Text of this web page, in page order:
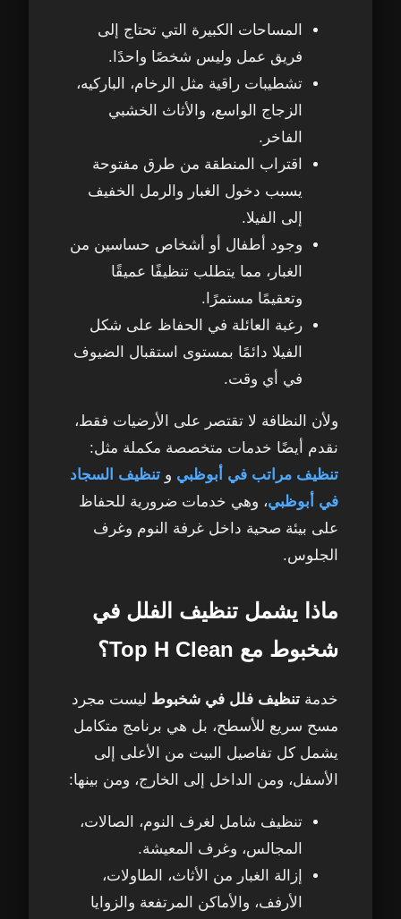
24 5. أدوات تنظيف الزجاج والشبابيك العالية
25 6. مواد تنظيف آمنة وذات جودة عالية
تنظيف فلل في شخبوط – الفرق بين التنظيف
الذاتي والتنظيف عن طريق شركة متخصصة
أولاً: مميزات وعيوب التنظيف الذاتي للفلل
28 مميزات التنظيف الذاتي
29 عيوب التنظيف الذاتي
30
ثانياً: مميزات الاعتماد على شركة لتنظيف
الفلل في شخبوط
31 ثالثاً: ماذا عن عاملات التنظيف بالساعة؟
الخلاصة – أيهما أنسب لك في شخبوط؟
33 أخطاء شائعة في تنظيف الفلل في شخبوط –
تجنبها لتحافظ على فيلتك
والخشب
35
2. إهمال تنظيف المراتب والسجاد لفترات
3. التركيز على المساحات الظاهرة ونسيان
الزوايا
37 4. تجاهل مكافحة الحشرات
تقييمات عملاء من مناطق قريبة من شخبوط
39 أسئلة شائعة عن تنظيف الفلل في شخبوط
المساحات الكبيرة التي تحتاج إلى
فريق عمل وليس شخصًا واحدًا.
تشطيبات راقية مثل الرخام، الباركيه،
الزجاج الواسع، والأثاث الخشبي
الفاخر.
اقتراب المنطقة من طرق مفتوحة
يسبب دخول الغبار والرمل الخفيف
إلى الفيلا.
وجود أطفال أو أشخاص حساسين من
الغبار، مما يتطلب تنظيفًا عميقًا
وتعقيمًا مستمرًا.
رغبة العائلة في الحفاظ على شكل
الفيلا دائمًا بمستوى استقبال الضيوف
في أي وقت.
ولأن النظافة لا تقتصر على الأرضيات فقط،
نقدم أيضًا خدمات متخصصة مكملة مثل:
تنظيف مراتب في أبوظبي و تنظيف السجاد
في أبوظبي، وهي خدمات ضرورية للحفاظ
على بيئة صحية داخل غرفة النوم وغرف
الجلوس.
ماذا يشمل تنظيف الفلل في
شخبوط مع Top H Clean؟
خدمة تنظيف فلل في شخبوط ليست مجرد
مسح سريع للأسطح، بل هي برنامج متكامل
يشمل كل تفاصيل البيت من الأعلى إلى
الأسفل، ومن الداخل إلى الخارج، ومن بينها:
تنظيف شامل لغرف النوم، الصالات،
المجالس، وغرف المعيشة.
إزالة الغبار من الأثاث، الطاولات،
الأرفف، والأماكن المرتفعة والزوايا